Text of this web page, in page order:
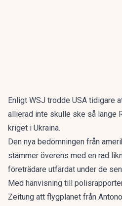
Enligt WSJ trodde USA tidigare
allierad inte skulle ske så länge
kriget i Ukraina.
Den nya bedömningen från
stämmer överens med en rad
företrädare utfärdat under de
Med hänvisning till
Zeitung att flygplanet från